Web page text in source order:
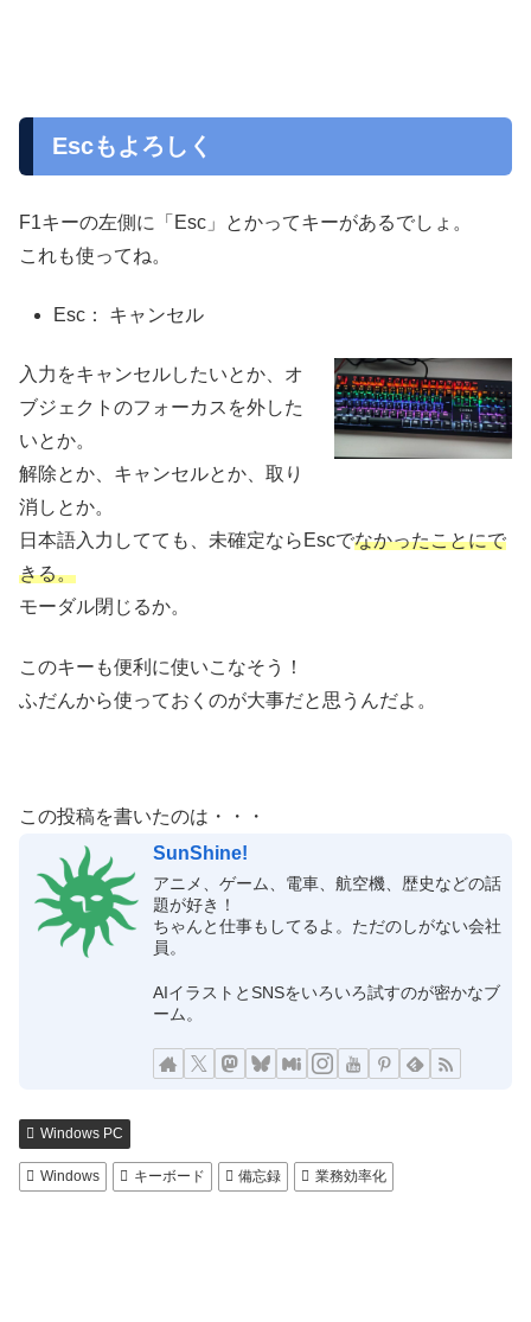
Escもよろしく
F1キーの左側に「Esc」とかってキーがあるでしょ。
これも使ってね。
Esc： キャンセル
入力をキャンセルしたいとか、オ
ブジェクトのフォーカスを外した
いとか。
解除とか、キャンセルとか、取り
消しとか。
日本語入力してても、未確定ならEscでなかったことにで
きる。
モーダル閉じるか。
このキーも便利に使いこなそう！
ふだんから使っておくのが大事だと思うんだよ。
この投稿を書いたのは・・・
SunShine!
アニメ、ゲーム、電車、航空機、歴史などの話
題が好き！
ちゃんと仕事もしてるよ。ただのしがない会社
員。
AIイラストとSNSをいろいろ試すのが密かなブ
ーム。
Windows PC
Windows キーボード 備忘録 業務効率化